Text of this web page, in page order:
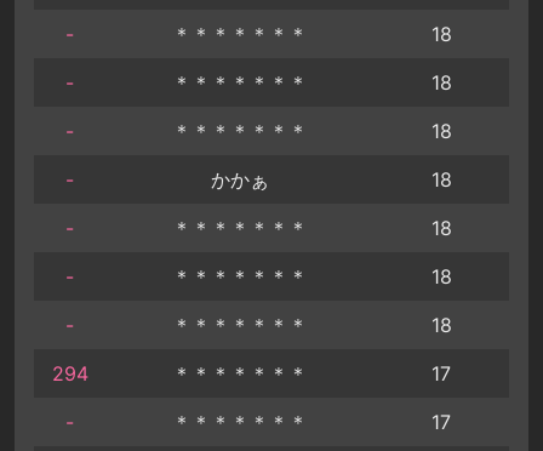
-
＊＊＊＊＊＊＊
18
-
＊＊＊＊＊＊＊
18
-
＊＊＊＊＊＊＊
18
-
かかぁ
18
-
＊＊＊＊＊＊＊
18
-
＊＊＊＊＊＊＊
18
-
＊＊＊＊＊＊＊
18
294
＊＊＊＊＊＊＊
17
-
＊＊＊＊＊＊＊
17